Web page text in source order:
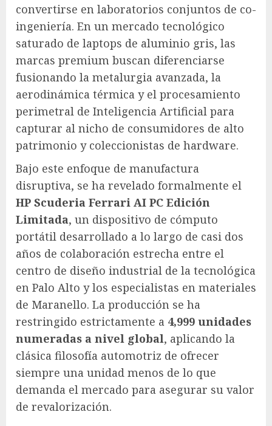
convertirse en laboratorios conjuntos de co-
ingeniería. En un mercado tecnológico
saturado de laptops de aluminio gris, las
marcas premium buscan diferenciarse
fusionando la metalurgia avanzada, la
aerodinámica térmica y el procesamiento
perimetral de Inteligencia Artificial para
capturar al nicho de consumidores de alto
patrimonio y coleccionistas de hardware.
Bajo este enfoque de manufactura
disruptiva, se ha revelado formalmente el
HP Scuderia Ferrari AI PC Edición
Limitada, un dispositivo de cómputo
portátil desarrollado a lo largo de casi dos
años de colaboración estrecha entre el
centro de diseño industrial de la tecnológica
en Palo Alto y los especialistas en materiales
de Maranello. La producción se ha
restringido estrictamente a 4,999 unidades
numeradas a nivel global, aplicando la
clásica filosofía automotriz de ofrecer
siempre una unidad menos de lo que
demanda el mercado para asegurar su valor
de revalorización.